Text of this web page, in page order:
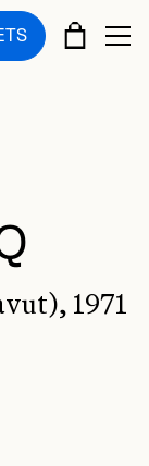
PANIER
1971